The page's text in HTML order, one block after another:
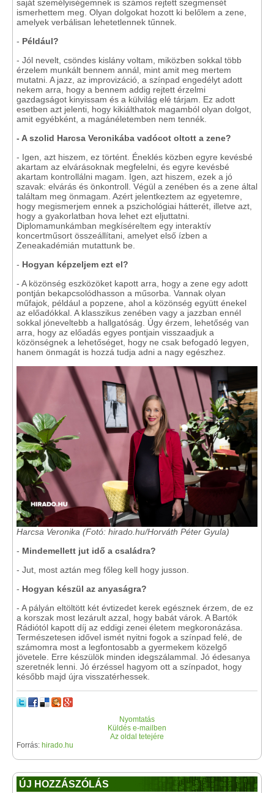
saját személyiségemnek is számos rejtett szegmensét
ismerhettem meg. Olyan dolgokat hozott ki belőlem a zene,
amelyek verbálisan lehetetlennek tűnnek.
- Például?
- Jól nevelt, csöndes kislány voltam, miközben sokkal több
érzelem munkált bennem annál, mint amit meg mertem
mutatni. A jazz, az improvizáció, a színpad engedélyt adott
nekem arra, hogy a bennem addig rejtett érzelmi
gazdagságot kinyissam és a külvilág elé tárjam. Ez adott
esetben azt jelenti, hogy kikiálthatok magamból olyan dolgot,
amit egyébként, a magánéletemben nem tennék.
- A szolid Harcsa Veronikába vadócot oltott a zene?
- Igen, azt hiszem, ez történt. Éneklés közben egyre kevésbé
akartam az elvárásoknak megfelelni, és egyre kevésbé
akartam kontrollálni magam. Igen, azt hiszem, ezek a jó
szavak: elvárás és önkontroll. Végül a zenében és a zene által
találtam meg önmagam. Azért jelentkeztem az egyetemre,
hogy megismerjem ennek a pszichológiai hátterét, illetve azt,
hogy a gyakorlatban hova lehet ezt eljuttatni.
Diplomamunkámban megkíséreltem egy interaktív
koncertműsort összeállítani, amelyet első ízben a
Zeneakadémián mutattunk be.
- Hogyan képzeljem ezt el?
- A közönség eszközöket kapott arra, hogy a zene egy adott
pontján bekapcsolódhasson a műsorba. Vannak olyan
műfajok, például a popzene, ahol a közönség együtt énekel
az előadókkal. A klasszikus zenében vagy a jazzban ennél
sokkal jóneveltebb a hallgatóság. Úgy érzem, lehetőség van
arra, hogy az előadás egyes pontjain visszaadjuk a
közönségnek a lehetőséget, hogy ne csak befogadó legyen,
hanem önmagát is hozzá tudja adni a nagy egészhez.
Harcsa Veronika (Fotó: hirado.hu/Horváth Péter Gyula)
- Mindemellett jut idő a családra?
- Jut, most aztán meg főleg kell hogy jusson.
- Hogyan készül az anyaságra?
- A pályán eltöltött két évtizedet kerek egésznek érzem, de ez
a korszak most lezárult azzal, hogy babát várok. A Bartók
Rádiótól kapott díj az eddigi zenei életem megkoronázása.
Természetesen idővel ismét nyitni fogok a színpad felé, de
számomra most a legfontosabb a gyermekem közelgő
jövetele. Erre készülök minden idegszálammal. Jó édesanya
szeretnék lenni. Jó érzéssel hagyom ott a színpadot, hogy
később majd újra visszatérhessek.
Nyomtatás
Küldés e-mailben
Az oldal tetejére
Forrás: hirado.hu
ÚJ HOZZÁSZÓLÁS